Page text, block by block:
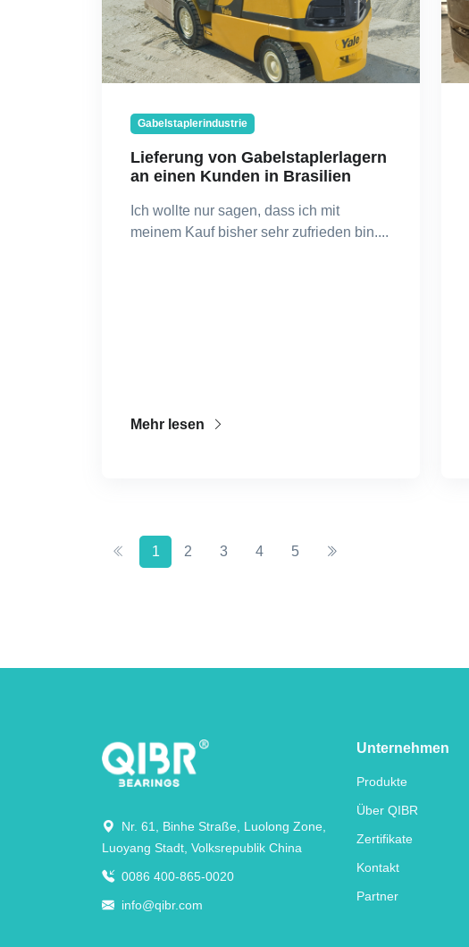
Gabelstaplerindustrie
Lieferung von Gabelstaplerlagern
an einen Kunden in Brasilien
Ich wollte nur sagen, dass ich mit
meinem Kauf bisher sehr zufrieden bin....
Mehr lesen
1 2 3 4 5
Nr. 61, Binhe Straße, Luolong Zone,
Luoyang Stadt, Volksrepublik China
0086 400-865-0020
info@qibr.com
Unternehmen
Produkte
Über QIBR
Zertifikate
Kontakt
Partner